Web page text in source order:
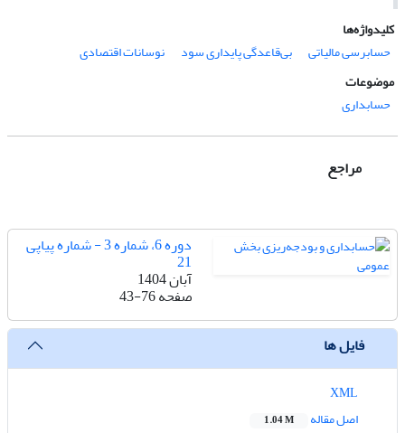
کلیدواژه‌ها
حسابرسی مالیاتی
بی‌قاعدگی پایداری سود
نوسانات اقتصادی
موضوعات
حسابداری
مراجع
دوره 6، شماره 3 - شماره پیاپی
21
آبان 1404
صفحه43-76
فایل ها
اصل مقاله
1.04 M